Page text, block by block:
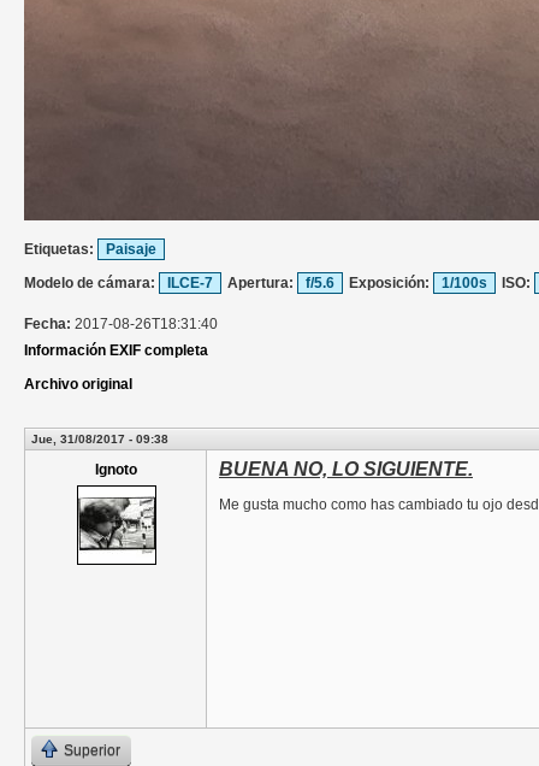
Etiquetas:
Paisaje
Modelo de cámara:
ILCE-7 Apertura: f/5.6 Exposición: 1/100s ISO:
Fecha: 2017-08-26T18:31:40
Información EXIF completa
Archivo original
Jue, 31/08/2017 - 09:38
Ignoto BUENA NO, LO SIGUIENTE.
Me gusta mucho como has cambiado tu ojo
Superior